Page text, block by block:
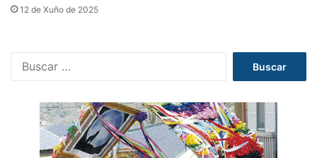
12 de Xuño de 2025
c
a
r
: